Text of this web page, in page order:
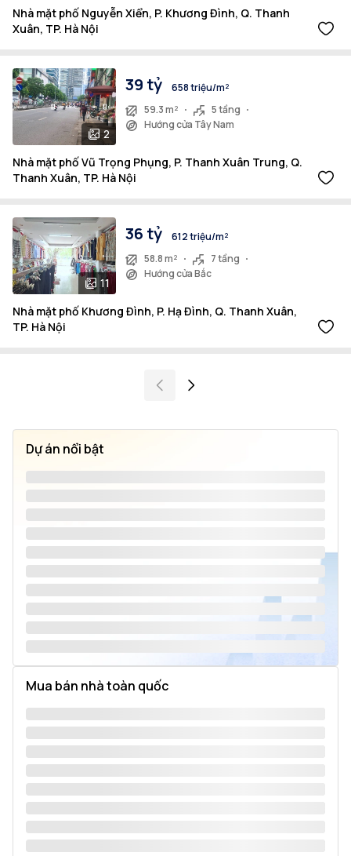
Nhà mặt phố Nguyễn Xiển, P. Khương Đình, Q. Thanh
Xuân, TP. Hà Nội
2
39 tỷ
658 triệu/m²
59.3 m²
5 tầng
Hướng cửa Tây Nam
Nhà mặt phố Vũ Trọng Phụng, P. Thanh Xuân Trung, Q.
Thanh Xuân, TP. Hà Nội
11
36 tỷ
612 triệu/m²
58.8 m²
7 tầng
Hướng cửa Bắc
Nhà mặt phố Khương Đình, P. Hạ Đình, Q. Thanh Xuân,
TP. Hà Nội
Dự án nổi bật
Mua bán nhà toàn quốc